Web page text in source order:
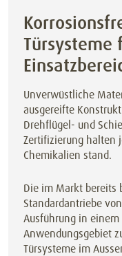
Türsysteme
Unverwüstliche
ausgereifte
Drehflügel- und
Zertifizierung halten
Chemikalien stand.
Die im Markt bereits
Standardantriebe
Ausführung in
Anwendungsgebiet
Türsysteme im